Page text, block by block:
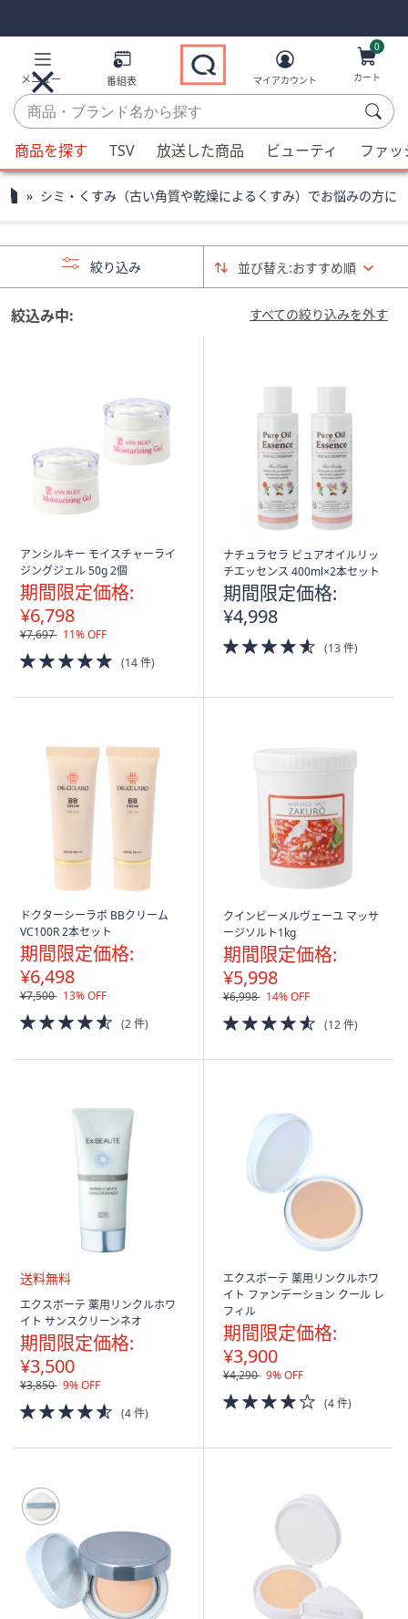
Links
Links2
メニュー 番組表
商
品・
ブ
ラ
ン
す
候
補
利
可
な
場
は
タ
ッ
チ
デ
バ
し
て
閲
覧
で
き
す。
マイアカウント
0
カート
商品を探す TSV 放送した商品 ビューティ ファ
シミ・くすみ（古い角質や乾燥によるくすみ）でお悩みの方に
並び替え:おすすめ順
絞り込み
すべての絞り込みを外す
絞込み中:
アンシルキー モイスチャーライ
ジングジェル 50g 2個
期間限定価格:
¥6,798
¥7,697 11% OFF
5.0
of
(14 件)
ナチュラセラ ピュアオイルリッ
チエッセンス 400ml×2本セット
期間限定価格:
¥4,998
4.5
of
(13 件)
ドクターシーラボ BBクリーム
VC100R 2本セット
期間限定価格:
¥6,498
¥7,500 13% OFF
4.5
of
(2 件)
クインビーメルヴェーユ マッサ
ージソルト1kg
期間限定価格:
¥5,998
¥6,998 14% OFF
4.5
of
(12 件)
送
料
無
料
エクスボーテ 薬用リンクルホワ
イト サンスクリーンネオ
期間限定価格:
¥3,500
¥3,850 9% OFF
4.5
of
(4 件)
エクスボーテ 薬用リンクルホワ
イト ファンデーション クール レ
フィル
期間限定価格:
¥3,900
¥4,290 9% OFF
4.0
of
Stars
(4 件)